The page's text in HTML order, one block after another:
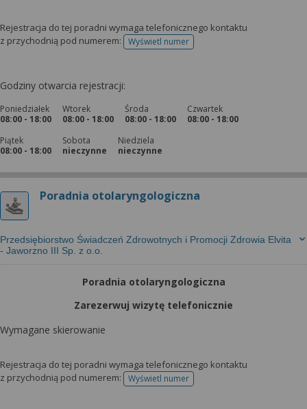
Rejestracja do tej poradni wymaga telefonicznego kontaktu
z przychodnią pod numerem:
Wyświetl numertelefonu do rejestracji
Godziny otwarcia rejestracji:
Poniedziałek
08:00 - 18:00
Wtorek
08:00 - 18:00
Środa
08:00 - 18:00
Czwartek
08:00 - 18:00
Piątek
08:00 - 18:00
Sobota
nieczynne
Niedziela
nieczynne
Poradnia otolaryngologiczna
Przedsiębiorstwo Świadczeń Zdrowotnych i Promocji Zdrowia Elvita
- Jaworzno III Sp. z o.o.
Poradnia otolaryngologiczna
Zarezerwuj wizytę telefonicznie
Wymagane skierowanie
Rejestracja do tej poradni wymaga telefonicznego kontaktu
z przychodnią pod numerem:
Wyświetl numertelefonu do rejestracji